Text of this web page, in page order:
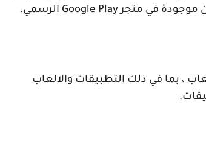
موجودة في متجرGoogle Play الرسمي.
، بما في ذلك التطبيقات والالعاب